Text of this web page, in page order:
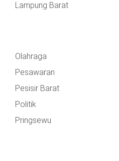
Lampung Barat
Olahraga
Pesawaran
Pesisir Barat
Politik
Pringsewu